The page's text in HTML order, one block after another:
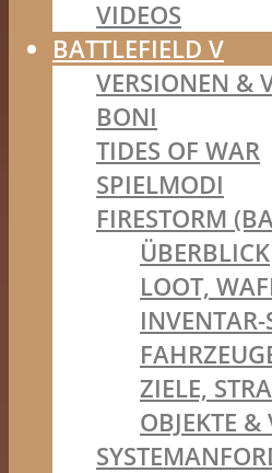
VIDEOS
BATTLEFIELD V
VERSIONEN &
BONI
TIDES OF WAR
SPIELMODI
FIRESTORM
ÜBERBLICK
LOOT,
INVENTAR-
ZIELE,
OBJEKTE &